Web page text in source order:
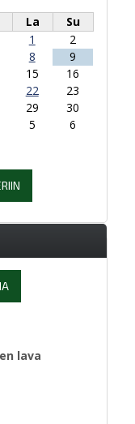
La
Su
1
2
8
9
15
16
22
23
29
30
5
6
lava